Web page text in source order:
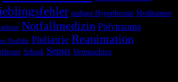
maligne Hyperthermie Medikament
Notfallmedizin Polytrauma
Notfälle Pädiatrie Reanimation
Schock Sepsis Vermischtes